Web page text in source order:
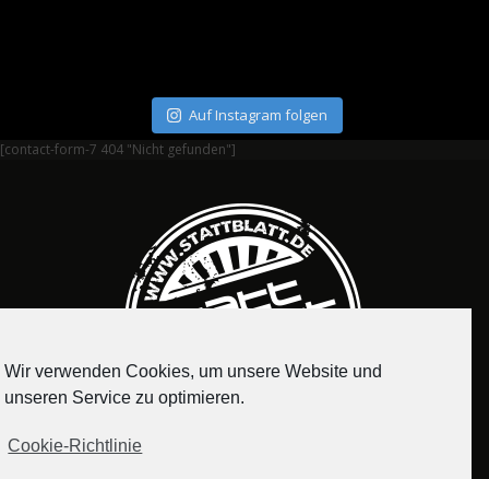
Auf Instagram folgen
[contact-form-7 404 "Nicht gefunden"]
Wir verwenden Cookies, um unsere Website und
unseren Service zu optimieren.
Cookie-Richtlinie